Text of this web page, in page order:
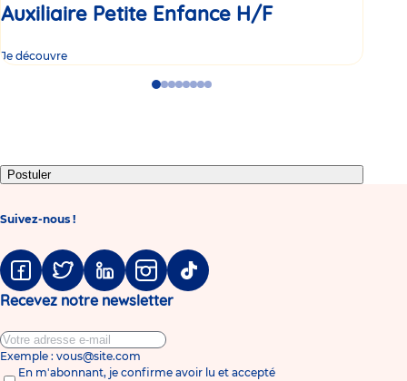
Auxiliaire Petite Enfance H/F
Je découvre
GoGoGoGoGoGo
GoGo
Postuler
Suivez-nous !
FacebookTwitter LinkedinInstagramTiktok
Recevez notre newsletter
Exemple : vous@site.com
En m'abonnant, je confirme avoir lu et accepté